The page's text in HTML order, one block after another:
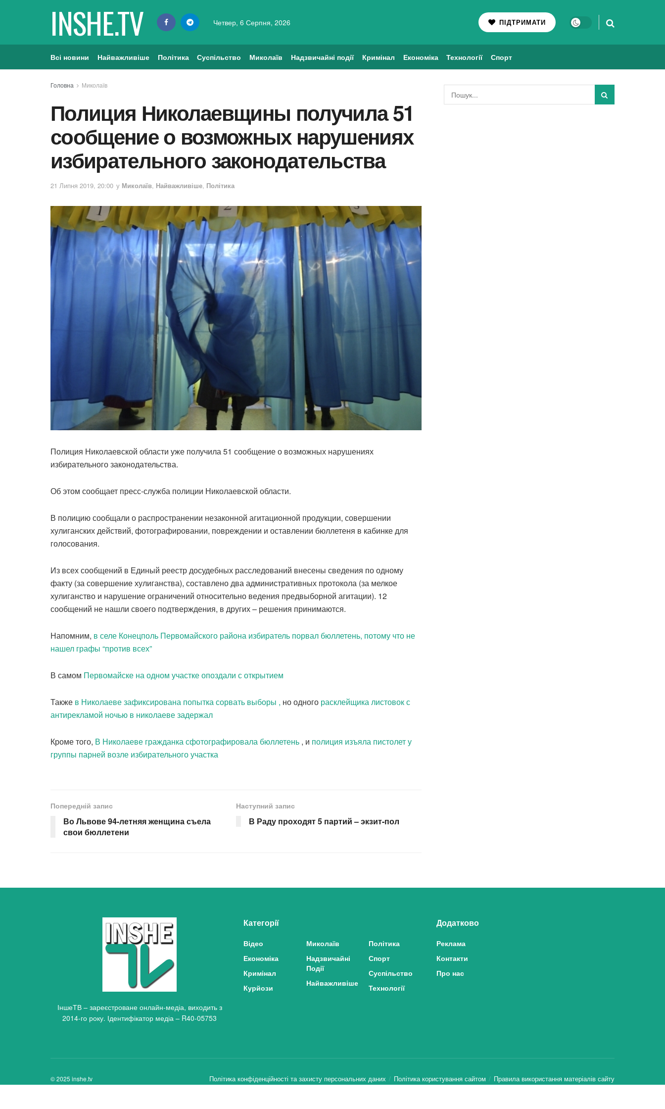
INSHE.TV Четвер, 6 Серпня, 2026 ПІДТРИМАТИ
Всі новини Найважливіше Політика Суспільство Миколаїв Надзвичайні події Кримінал Економіка Технології Спорт
Головна Миколаїв
Полиция Николаевщины получила 51
сообщение о возможных нарушениях
избирательного законодательства
21 Липня 2019, 20:00 у Миколаїв, Найважливіше, Політика
Полиция Николаевской области уже получила 51 сообщение о возможных нарушениях
избирательного законодательства.
Об этом сообщает пресс-служба полиции Николаевской области.
В полицию сообщали о распространении незаконной агитационной продукции, совершении
хулиганских действий, фотографировании, повреждении и оставлении бюллетеня в кабинке для
голосования.
Из всех сообщений в Единый реестр досудебных расследований внесены сведения по одному
факту (за совершение хулиганства), составлено два административных протокола (за мелкое
хулиганство и нарушение ограничений относительно ведения предвыборной агитации). 12
сообщений не нашли своего подтверждения, в других – решения принимаются.
Напомним, в селе Конецполь Первомайского района избиратель порвал бюллетень, потому что не
нашел графы “против всех”
В самом Первомайске на одном участке опоздали с открытием
Также в Николаеве зафиксирована попытка сорвать выборы , но одного расклейщика листовок с
антирекламой ночью в николаеве задержал
Кроме того, В Николаеве гражданка сфотографировала бюллетень , и полиция изъяла пистолет у
группы парней возле избирательного участка
Попередній запис
Во Львове 94-летняя женщина съела
свои бюллетени
Наступний запис
В Раду проходят 5 партий – экзит-пол
ІншеТВ – зареєстроване онлайн-медіа, виходить з
2014-го року. Ідентифікатор медіа – R40-05753
Категорії
Відео
Економіка
Кримінал
Курйози
Миколаїв
Надзвичайні
Події
Найважливіше
Політика
Спорт
Суспільство
Технології
Додатково
Реклама
Контакти
Про нас
Політика конфіденційності та захисту персональних даних Політика користування сайтом Правила використання матеріалів сайту
© 2025 inshe.tv